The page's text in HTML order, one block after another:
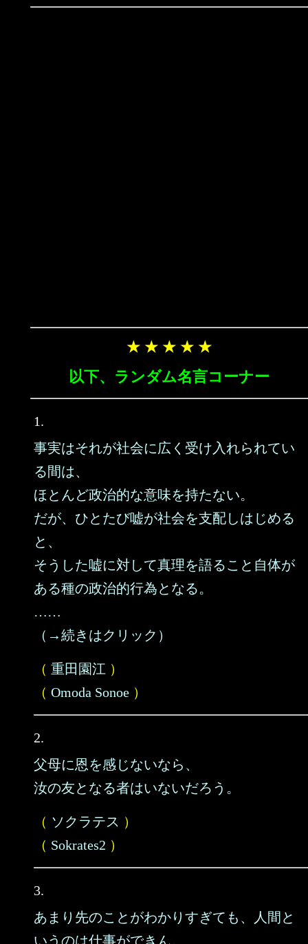
★ ★ ★ ★ ★
以下、ランダム名言コーナー
1.
事実はそれが社会に広く受け入れられてい
る間は、
ほとんど政治的な意味を持たない。
だが、ひとたび嘘が社会を支配しはじめる
と、
そうした嘘に対して真理を語ること自体が
ある種の政治的行為となる。
……
（→続きはクリック）
（ 重田園江 ）
（ Omoda Sonoe ）
2.
父母に恩を感じないなら、
汝の友となる者はいないだろう。
（ ソクラテス ）
（ Sokrates2 ）
3.
あまり先のことがわかりすぎても、人間と
いうのは仕事ができん。